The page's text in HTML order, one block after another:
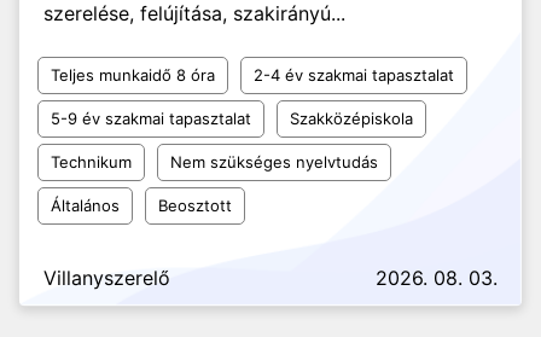
szerelése, felújítása, szakirányú...
Teljes munkaidő 8 óra 2-4 év szakmai tapasztalat
5-9 év szakmai tapasztalat Szakközépiskola
Technikum Nem szükséges nyelvtudás
Általános Beosztott
Villanyszerelő 2026. 08. 03.